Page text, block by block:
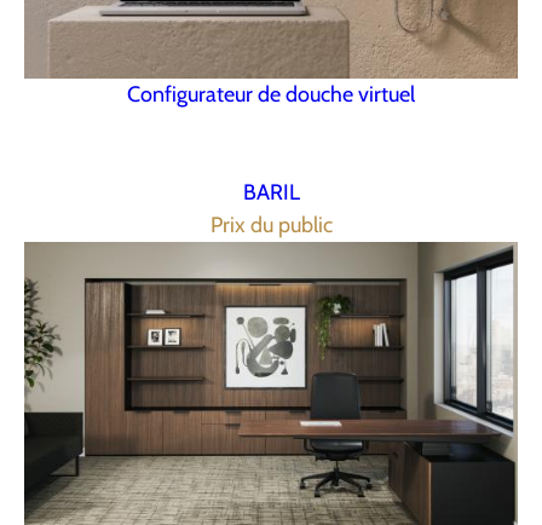
Configurateur de douche virtuel
BARIL
Prix du public